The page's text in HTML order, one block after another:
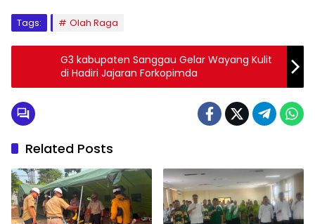
Tags: Olah Raga
G3 kabupaten Sanggau Gelar Wayang Kulit
di Hadiri Jajaran Forkopimda
Related Posts